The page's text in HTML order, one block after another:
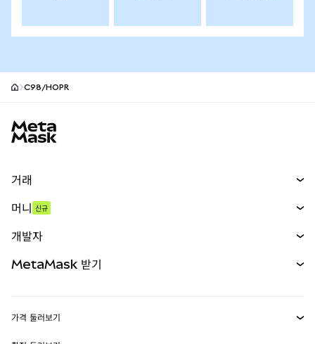
C98/HOPR
거래
무기한 선물
실물자산
머니 신규
개발자
MetaMask 받기
가격 둘러보기